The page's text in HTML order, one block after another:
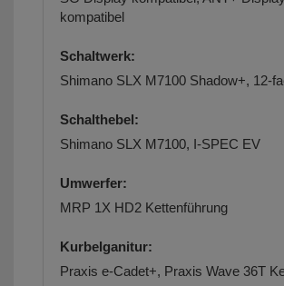
kompatibel
Schaltwerk:
Shimano SLX M7100 Shadow+, 12-
Schalthebel:
Shimano SLX M7100, I-SPEC EV
Umwerfer:
MRP 1X HD2 Kettenführung
Kurbelganitur:
Praxis e-Cadet+, Praxis Wave 36T